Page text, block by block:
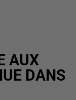
AUX
DANS